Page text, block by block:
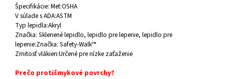
Špecifikácie: Met:OSHA
V súlade s ADA:ASTM
Typ lepidla:Akryl
Značka: Sklenené lepidlo, lepidlo pre lepenie, lepidlo pre
lepenie:Značka: Safety-Walk™
Zrnitosť vlákien:Určené pre nízke zaťaženie
Prečo protišmykové povrchy?